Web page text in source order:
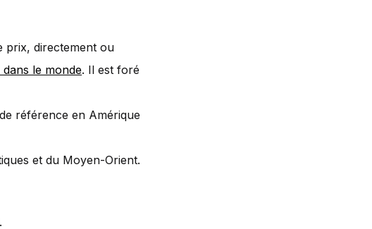
prix, directement ou
le monde. Il est foré
référence en Amérique
et du Moyen-Orient.